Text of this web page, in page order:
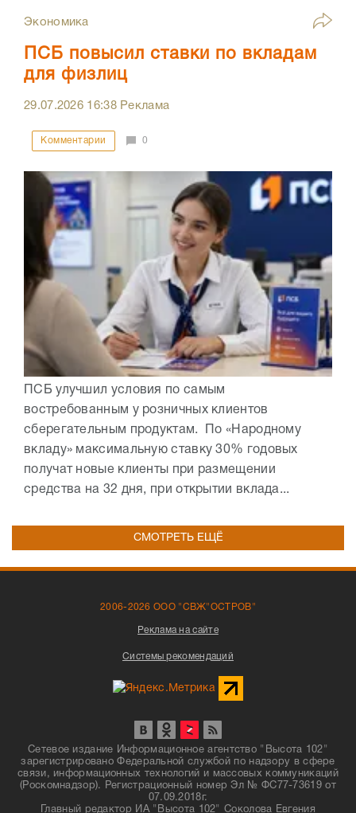
Экономика
ПСБ повысил ставки по вкладам
для физлиц
29.07.2026 16:38Реклама
Комментарии 0
ПСБ улучшил условия по самым
востребованным у розничных клиентов
сберегательным продуктам. По «Народному
вкладу» максимальную ставку 30% годовых
получат новые клиенты при размещении
средства на 32 дня, при открытии вклада...
СМОТРЕТЬ ЕЩЁ
2006-2026 ООО "СВЖ"ОСТРОВ"
Реклама на сайте
Системы рекомендаций
Сетевое издание Информационное агентство "Высота 102"
зарегистрировано Федеральной службой по надзору в сфере
связи, информационных технологий и массовых коммуникаций
(Роскомнадзор). Регистрационный номер Эл № ФС77-73619 от
07.09.2018г.
Главный редактор ИА "Высота 102" Соколова Евгения